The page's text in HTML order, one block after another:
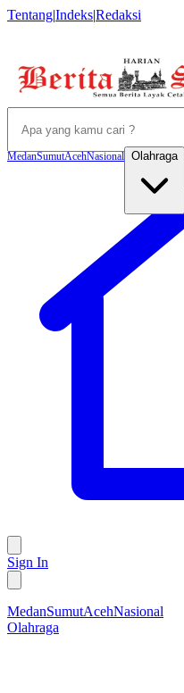
Tentang|Indeks|Redaksi
MedanSumutAcehNasional Olahraga
Sign In
MedanSumutAcehNasional
Olahraga